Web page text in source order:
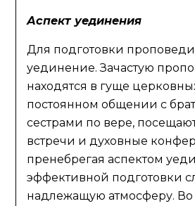
Аспект уединения
Для подготовки
уединение. Зачастую
находятся в гуще
постоянном общении с
сестрами по вере,
встречи и духовные
пренебрегая аспектом
эффективной подготовки
надлежащую атмосферу.